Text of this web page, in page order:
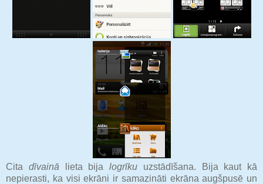
Cita dīvainā lieta bija logrīku uzstādīšana. Bija kaut kā
nepierasti, ka visi ekrāni ir samazināti ekrāna augšpusē un